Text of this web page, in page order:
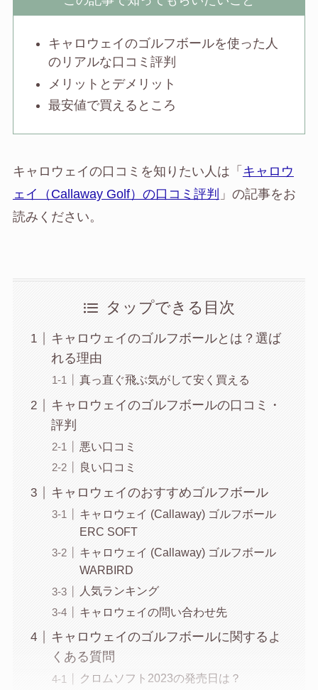
キャロウェイのゴルフボールを使った人
のリアルな口コミ評判
メリットとデメリット
最安値で買えるところ
キャロウェイの口コミを知りたい人は「 キャロウ
ェイ（Callaway Golf）の口コミ評判 」の記事をお
読みください。
タップできる目次
キャロウェイのゴルフボールとは？選ば
れる理由
真っ直ぐ飛ぶ気がして安く買える
キャロウェイのゴルフボールの口コミ・
評判
悪い口コミ
良い口コミ
キャロウェイのおすすめゴルフボール
キャロウェイ (Callaway) ゴルフボール
ERC SOFT
キャロウェイ (Callaway) ゴルフボール
WARBIRD
人気ランキング
キャロウェイの問い合わせ先
キャロウェイのゴルフボールに関するよ
くある質問
クロムソフト2023の発売日は？